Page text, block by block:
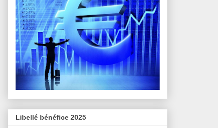
Libellé bénéfice 2025